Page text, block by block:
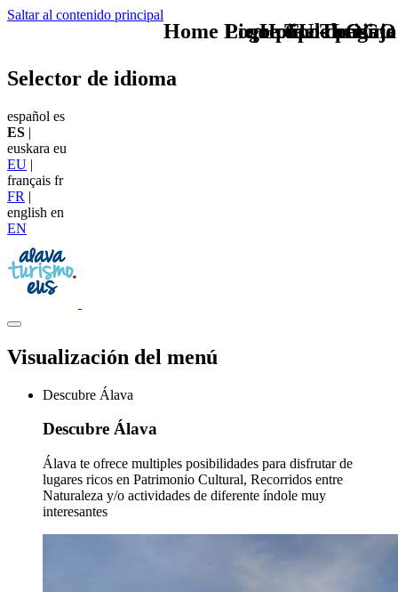
Saltar al contenido principal
TU - LOGO
Selector de idioma
español es
ES |
euskara eu
EU |
français fr
FR |
english en
EN
Visualización del menú
Descubre Álava
Descubre Álava
Álava te ofrece multiples posibilidades para disfrutar de
lugares ricos en Patrimonio Cultural, Recorridos entre
Naturaleza y/o actividades de diferente índole muy
interesantes
que tipo de viaje
Home Logo pie de página
Pie Home Turismo